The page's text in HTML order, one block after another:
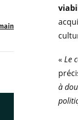
« Le
à